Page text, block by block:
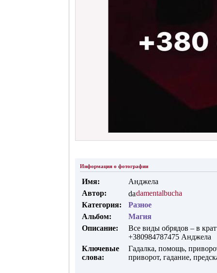
Информация о фотографии
Имя:
Анджела
Автор:
damentalbucha
Категория:
Разное
Альбом:
Магия
Описание:
Все виды обрядов – в
+380984787475 Анджела
Ключевые
слова:
Гадалка, помощь,
приворот, гадание,